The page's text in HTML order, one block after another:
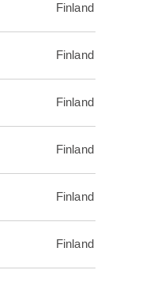
Finland
Finland
Finland
Finland
Finland
Finland